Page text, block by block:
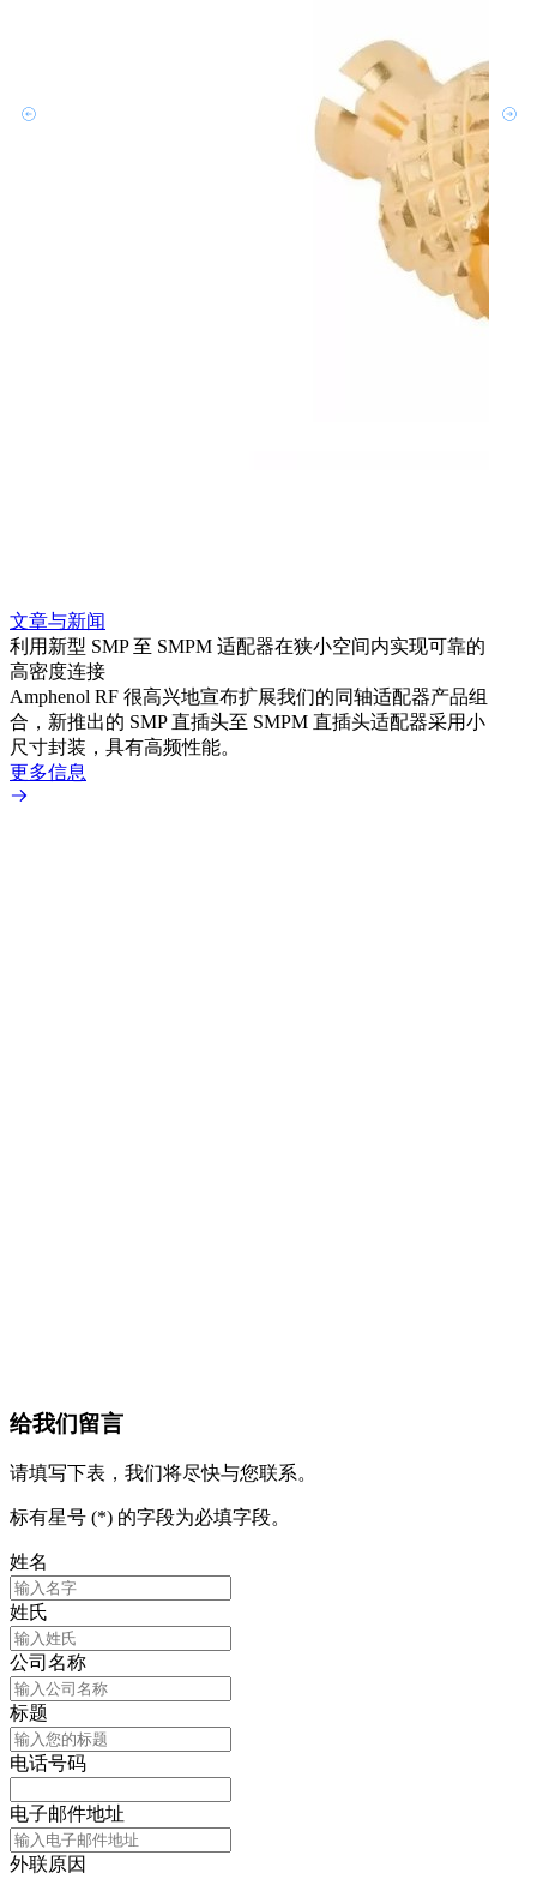
文章与新闻
利用新型 SMP 至 SMPM 适配器在狭小空间内实现可靠的
高密度连接
Amphenol RF 很高兴地宣布扩展我们的同轴适配器产品组
合，新推出的 SMP 直插头至 SMPM 直插头适配器采用小
尺寸封装，具有高频性能。
更多信息
给我们留言
请填写下表，我们将尽快与您联系。
标有星号 (*) 的字段为必填字段。
姓名
姓氏
公司名称
标题
电话号码
电子邮件地址
外联原因